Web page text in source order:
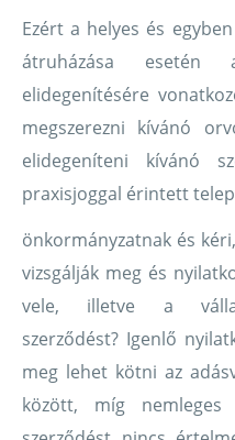
Ezért a helyes és
átruházása
elidegenítésére
megszerezni kívánó
elidegeníteni kívánó
praxisjoggal érintett
önkormányzatnak és
vizsgálják meg és
vele, illetve a
szerződést? Igenlő
meg lehet kötni az
között, míg nemleges